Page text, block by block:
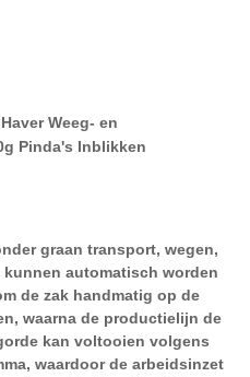
Weeg- en
Pinda's Inblikken
graan transport, wegen,
automatisch worden
de zak handmatig op de
waarna de productielijn de
kan voltooien volgens
waardoor de arbeidsinzet